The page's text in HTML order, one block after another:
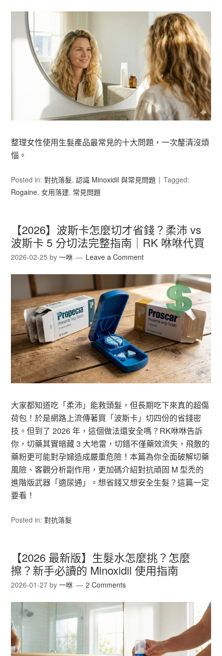
整理女性使用生髮產品最常見的十大問題，一次釐清沒煩
惱。
Posted in:對抗落髮,認識 Minoxidil 與常見問題
Tagged:
Rogaine,女用落建, 常見問題
【2026】波斯卡怎麼切才省錢？柔沛 vs
波斯卡 5 分切法完整指南｜RK 咻咻代買
2026-02-25 by一咻 Leave a Comment
大家都知道吃「柔沛」能救頭髮，但長期吃下來真的超傷
荷包！於是網路上流傳著買「波斯卡」切四份的省錢密
技。但到了 2026 年，這個做法還安全嗎？RK咻咻告訴
你，切藥其實暗藏 3 大地雷，切錯不僅藥效流失，飛散的
藥粉更可能對孕婦造成嚴重危險！本篇為你全面破解切藥
風險、客觀分析副作用，更加碼介紹對抗頑固 M 型禿的
進階版武器「適尿通」。想省錢又想安全生髮？這篇一定
要看！
Posted in:對抗落髮
【2026 最新版】生髮水怎麼挑？怎麼
擦？新手必讀的 Minoxidil 使用指南
2026-01-27 by一咻 2 Comments